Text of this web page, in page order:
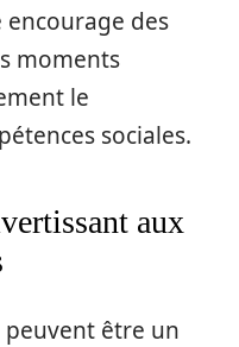
des
moments
le
sociales.
aux
peuvent être un